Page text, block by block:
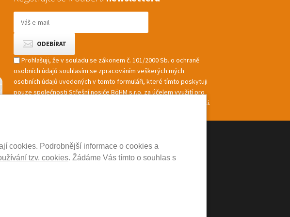
cookies. Podrobnější informace o cookies a
tzv. cookies. Žádáme Vás tímto o souhlas s
Prohlašuji, že v souladu se zákonem č. 101/2000 Sb. o ochraně
osobních údajů souhlasím se zpracováním veškerých mých
osobních údajů uvedených v tomto formuláři, které tímto poskytuji
pouze společnosti Střešní nosiče BöHM s.r.o. za účelem využití pro
marketingové zpracování a zasílání informací a nabídek společnosti.